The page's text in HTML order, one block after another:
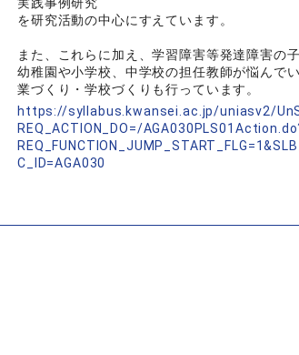
を研究活動の中心にすえています。
また、これらに加え、学習障害等発達障害の
幼稚園や小学校、中学校の担任教師が悩んで
業づくり・学校づくりも行っています。
https://syllabus.kwansei.ac.jp/uniasv2/
REQ_ACTION_DO=/
C_ID=AGA030